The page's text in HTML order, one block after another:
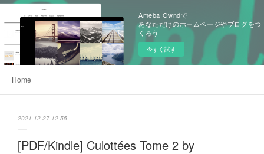
Ameba Owndで
あなただけのホームページやブログをつ
くろう
今すぐ試す
Home
2021.12.27 12:55
[PDF/Kindle] Culottées Tome 2 by